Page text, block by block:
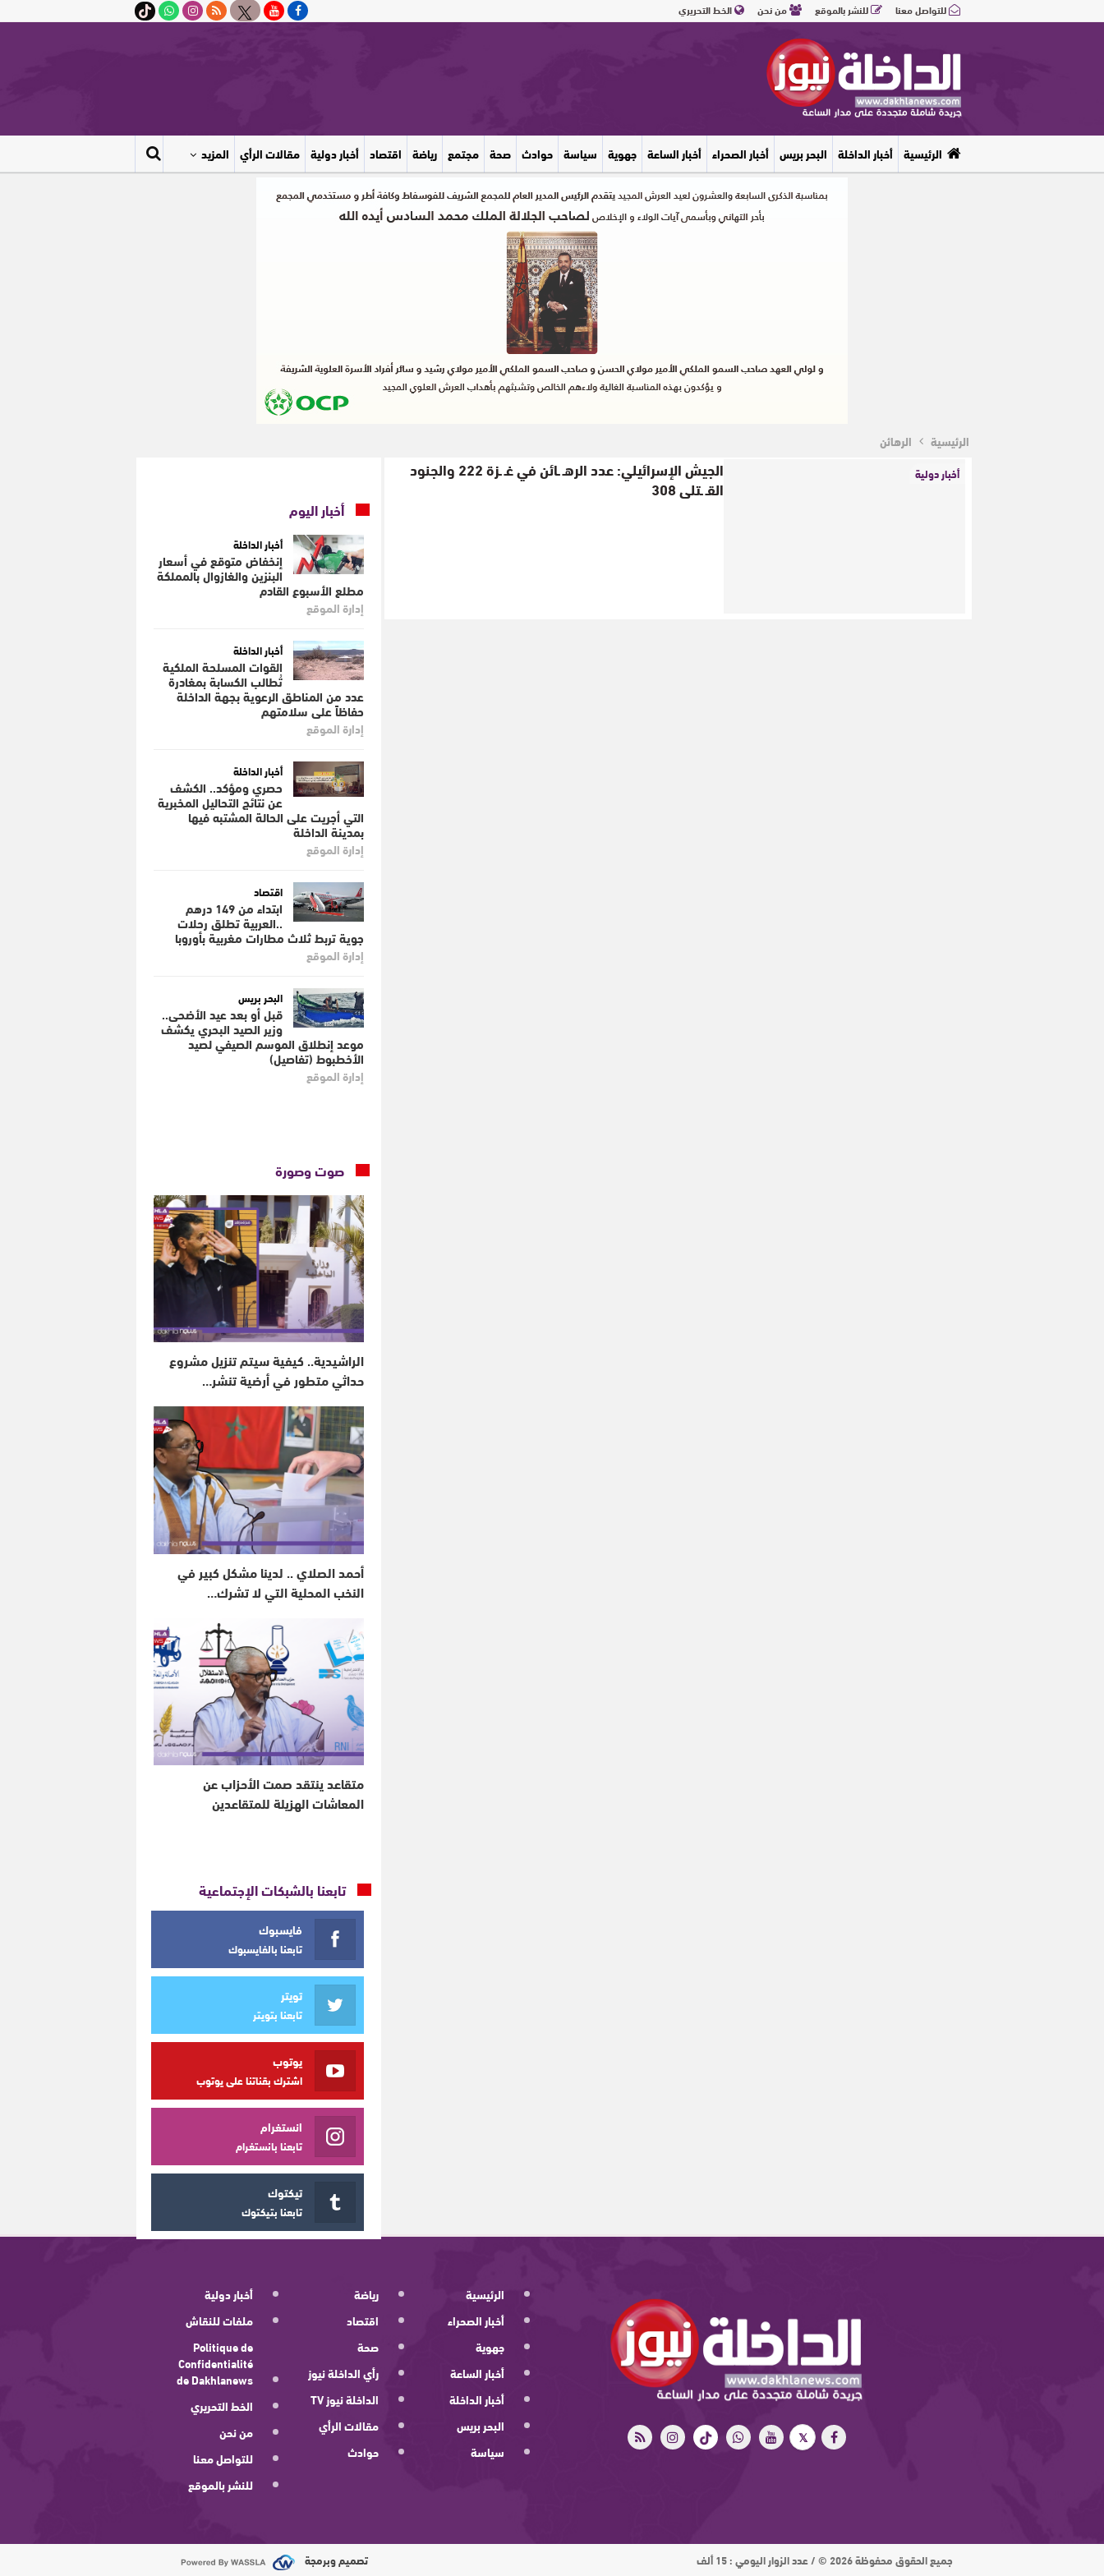
للتواصل معنا للنشر بالموقع من نحن الخط التحريري
الرئيسية أخبار الداخلة البحر بريس أخبار الصحراء أخبار الساعة جهوية سياسة حوادث صحة مجتمع رياضة اقتصاد أخبار دولية مقالات الرأي المزيد
الرئيسية الرهائن
أخبار دولية الجيش الإسرائيلي: عدد الرهـ ـائن في غـ ـزة 222 والجنود
القـ ـتلى 308
أخبار اليوم
أخبار الداخلة
إنخفاض متوقع في أسعار
البنزين والغازوال بالمملكة
مطلع الأسبوع القادم
إدارة الموقع
أخبار الداخلة
القوات المسلحة الملكية
تُطالب الكسابة بمغادرة
عدد من المناطق الرعوية بجهة الداخلة
حفاظاً على سلامتهم
إدارة الموقع
أخبار الداخلة
حصري ومؤكد.. الكشف
عن نتائج التحاليل المخبرية
التي أجريت على الحالة المشتبه فيها
بمدينة الداخلة
إدارة الموقع
اقتصاد
ابتداء من 149 درهم
..العربية تطلق رحلات
جوية تربط ثلاث مطارات مغربية بأوروبا
إدارة الموقع
البحر بريس
قبل أو بعد عيد الأضحى..
وزير الصيد البحري يكشف
موعد إنطلاق الموسم الصيفي لصيد
الأخطبوط (تفاصيل)
إدارة الموقع
صوت وصورة
الراشيدية.. كيفية سيتم تنزيل مشروع
حداثي متطور في أرضية تنشر…
أحمد الصلاي .. لدينا مشكل كبير في
النخب المحلية التي لا تشرك…
متقاعد ينتقد صمت الأحزاب عن
المعاشات الهزيلة للمتقاعدين
تابعنا بالشبكات الإجتماعية
فايسبوك
تابعنا بالفايسبوك
تويتر
تابعنا بتويتر
يوتوب
اشترك بقناتنا على يوتوب
انستغرام
تابعنا بانستغرام
تيكتوك
تابعنا بتيكتوك
الرئيسية
أخبار الصحراء
جهوية
أخبار الساعة
أخبار الداخلة
البحر بريس
سياسة
رياضة
اقتصاد
صحة
رأي الداخلة نيوز
الداخلة نيوز TV
مقالات الرأي
حوادث
أخبار دولية
ملفات للنقاش
Politique de
Confidentialité
de Dakhlanews
الخط التحريري
من نحن
للتواصل معنا
للنشر بالموقع
جميع الحقوق محفوظة 2026 © / عدد الزوار اليومي : 15 ألف تصميم وبرمجة